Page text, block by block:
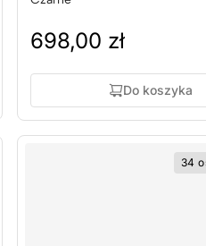
698,00 zł
Do koszyka
34